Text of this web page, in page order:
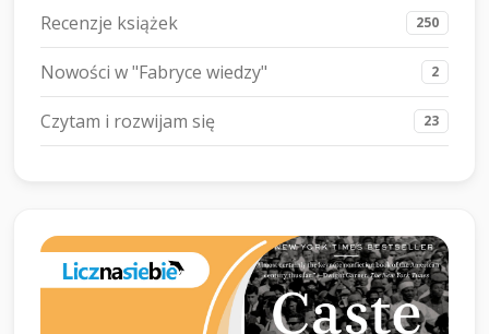
Recenzje książek 250
Nowości w "Fabryce wiedzy" 2
Czytam i rozwijam się 23